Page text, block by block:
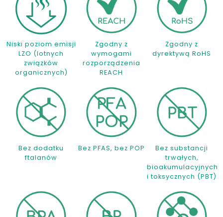
Niski poziom emisji
LZO (lotnych
związków
organicznych)
Zgodny z
wymogami
rozporządzenia
REACH
Zgodny z
dyrektywą RoHS
Bez dodatku
ftalanów
Bez PFAS, bez POP
Bez substancji
trwałych,
bioakumulacyjnych
i toksycznych (PBT)